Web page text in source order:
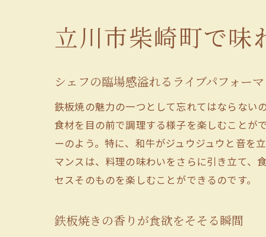
立川市柴崎町で味
シェフの臨場感溢れるライブパフォー
鉄板焼の魅力の一つとして忘れてはならない
食材を目の前で調理する様子を楽しむことが
ーのよう。特に、和牛がジュウジュウと音を
マンスは、料理の味わいをさらに引き立て、
セスそのものを楽しむことができるのです。
鉄板焼きの香りが食欲をそそる瞬間